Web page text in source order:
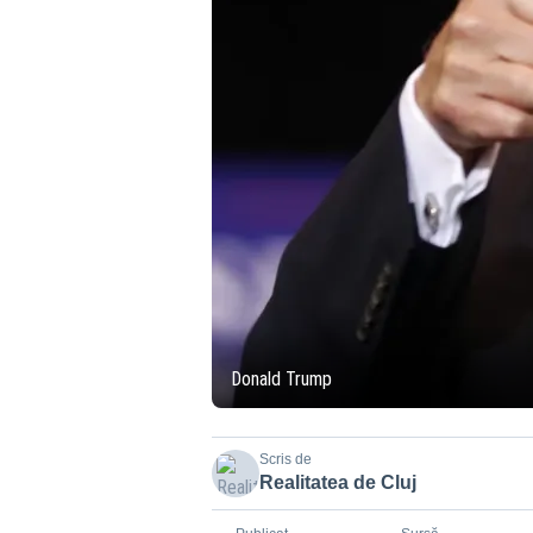
Donald Trump
Scris de
Realitatea de Cluj